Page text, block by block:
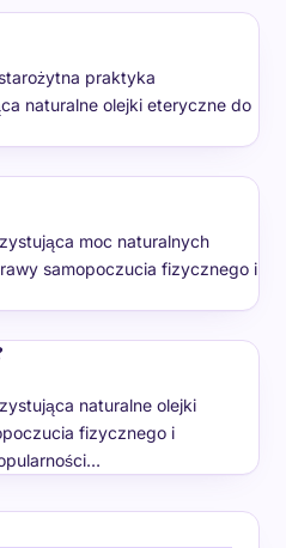
praktyka
naturalne olejki eteryczne do
moc naturalnych
samopoczucia fizycznego i
naturalne olejki
fizycznego i